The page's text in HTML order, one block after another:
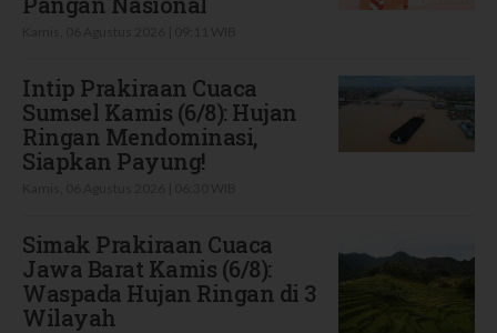
Intip Prakiraan Cuaca
Sumsel Kamis (6/8): Hujan
Ringan Mendominasi,
Siapkan Payung!
Simak Prakiraan Cuaca
Jawa Barat Kamis (6/8):
Waspada Hujan Ringan di 3
Wilayah